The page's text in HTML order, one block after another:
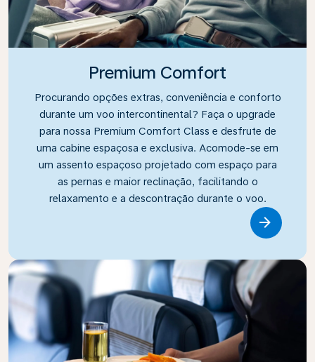
Premium Comfort
Procurando opções extras, conveniência e conforto
durante um voo intercontinental? Faça o upgrade
para nossa Premium Comfort Class e desfrute de
uma cabine espaçosa e exclusiva. Acomode-se em
um assento espaçoso projetado com espaço para
as pernas e maior reclinação, facilitando o
relaxamento e a descontração durante o voo.